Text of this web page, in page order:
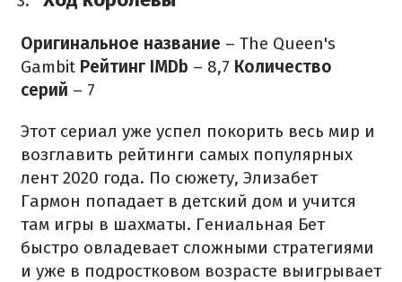
Оригинальное название – The Queen's
Gambit Рейтинг IMDb – 8,7 Количество
серий – 7
Этот сериал уже успел покорить весь мир и
возглавить рейтинги самых популярных
лент 2020 года. По сюжету, Элизабет
Гармон попадает в детский дом и учится
там игры в шахматы. Гениальная Бет
быстро овладевает сложными стратегиями
и уже в подростковом возрасте выигрывает